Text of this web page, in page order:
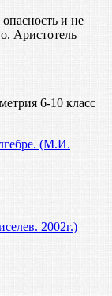
и не
Аристотель
6-10 класс
(М.И.
2002г.)